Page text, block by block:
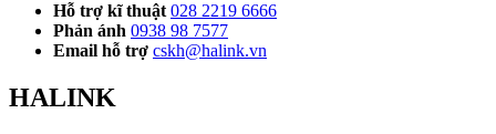
Hỗ trợ kĩ thuật 028 2219 6666
Phản ánh 0938 98 7577
Email hỗ trợ cskh@halink.vn
HALINK